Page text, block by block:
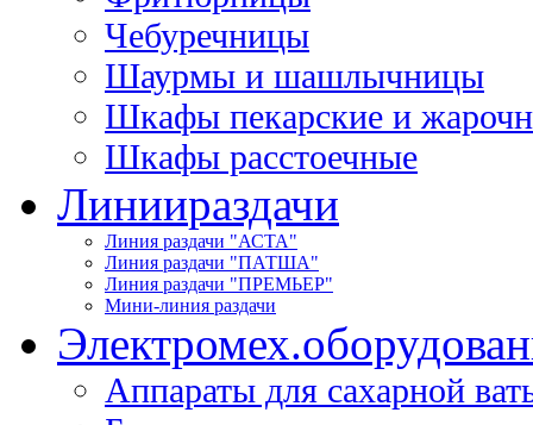
Чебуречницы
Шаурмы и шашлычницы
Шкафы пекарские и
Шкафы расстоечные
Линиираздачи
Линия раздачи "АСТА"
Линия раздачи "ПАТША"
Линия раздачи "ПРЕМЬЕР"
Мини-линия раздачи
Электромех.
Аппараты для сахарной